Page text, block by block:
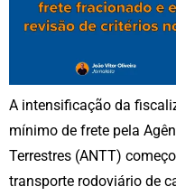
A intensificação da
mínimo de frete pela
Terrestres (ANTT)
transporte rodoviário de